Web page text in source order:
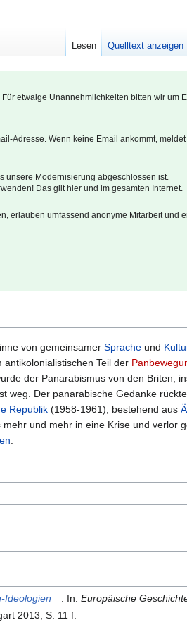
etwaige Unannehmlichkeiten bitten wir um
Adresse. Wenn keine Email ankommt,
unsere Modernisierung abgeschlossen ist.
Das gilt hier und im gesamten Internet.
erlauben umfassend anonyme Mitarbeit und
von gemeinsamer Sprache und
Teil der
der Panarabismus von den Briten,
weg. Der panarabische Gedanke
Republik (1958-1961), bestehend aus
und mehr in eine Krise und verlor
Ideologien . In: Europäische
2013, S. 11 f.
Lesen Quelltext anzeigen